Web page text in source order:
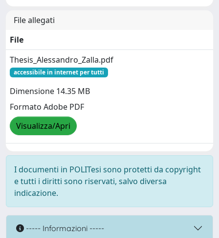
File allegati
File
Thesis_Alessandro_Zalla.pdf
accessibile in internet per tutti
Dimensione 14.35 MB
Formato Adobe PDF
Visualizza/Apri
I documenti in POLITesi sono protetti da copyright
e tutti i diritti sono riservati, salvo diversa
indicazione.
----- Informazioni -----